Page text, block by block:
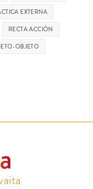
EXTERNA
RECTA ACCIÓN
OBJETO